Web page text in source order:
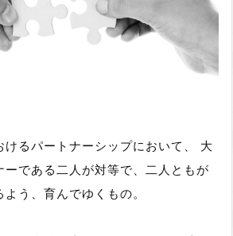
けるパートナーシップにおいて、 大
ーである二人が対等で、二人ともが
う、育んでゆくもの。